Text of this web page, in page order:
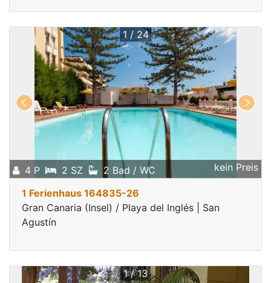
4 P 2 SZ 2 Bad / WC kein Preis
1 / 24
1 Ferienhaus 164835-26
Gran Canaria (Insel) / Playa del Inglés | San
Agustín
1 / 13